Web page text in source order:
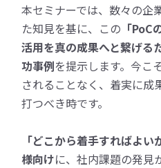
本セミナーでは、数々の企
た知見を基に、この 「
活用を真の成果へと繋げる
功事例を提示します。今こ
されることなく、着実に成
打つべき時です。
「どこから着手すればよ
様向けに、社内課題の発見